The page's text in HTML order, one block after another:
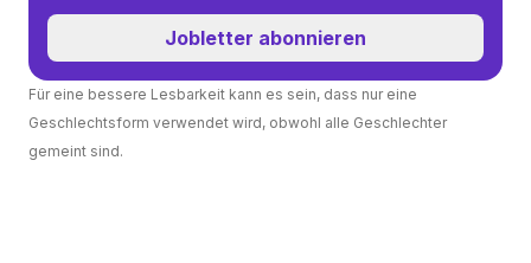
Jobletter abonnieren
Für eine bessere Lesbarkeit kann es sein, dass nur eine
Geschlechtsform verwendet wird, obwohl alle Geschlechter
gemeint sind.